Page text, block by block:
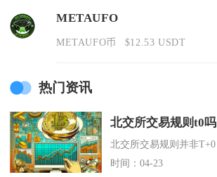
METAUFO
METAUFO币 $12.53 USDT
热门资讯
北交所交易规则t0吗
时间：04-23